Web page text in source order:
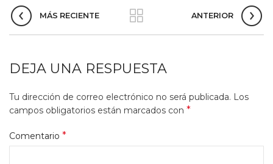
MÁS RECIENTE ANTERIOR
DEJA UNA RESPUESTA
Tu dirección de correo electrónico no será publicada. Los
campos obligatorios están marcados con *
Comentario *